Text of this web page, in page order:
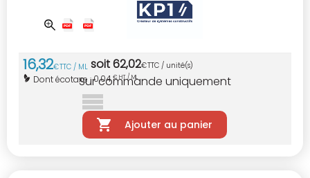
16,32€TTC / ML soit62,02€TTC / unité(s)
Dont écotaxe :0,04€ HT / ML
Sur commande uniquement
Ajouter au panier